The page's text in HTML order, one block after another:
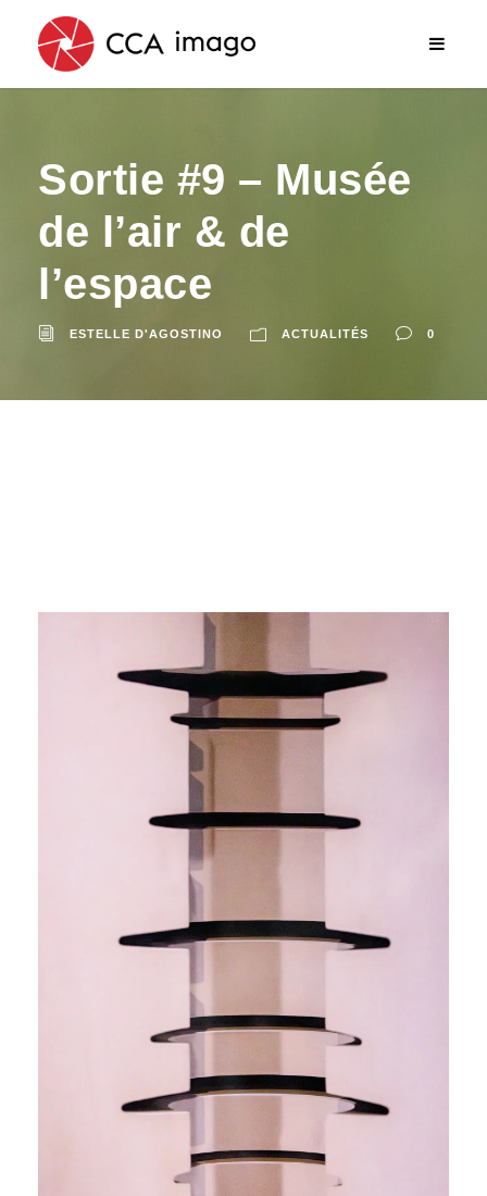
Sortie #9 – Musée
de l’air & de
l’espace
ESTELLE D'AGOSTINO ACTUALITÉS 0